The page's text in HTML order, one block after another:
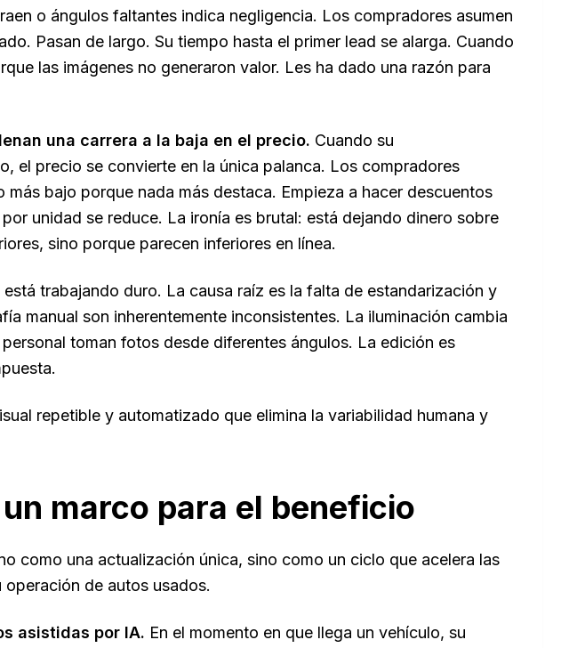
o ángulos faltantes indica negligencia. Los compradores asumen
Pasan de largo. Su tiempo hasta el primer lead se alarga. Cuando
las imágenes no generaron valor. Les ha dado una razón para
una carrera a la baja en el precio. Cuando su
el precio se convierte en la única palanca. Los compradores
bajo porque nada más destaca. Empieza a hacer descuentos
unidad se reduce. La ironía es brutal: está dejando dinero sobre
sino porque parecen inferiores en línea.
trabajando duro. La causa raíz es la falta de estandarización y
manual son inherentemente inconsistentes. La iluminación cambia
toman fotos desde diferentes ángulos. La edición es
repetible y automatizado que elimina la variabilidad humana y
marco para el beneficio
como una actualización única, sino como un ciclo que acelera las
de autos usados.
asistidas por IA. En el momento en que llega un vehículo, su